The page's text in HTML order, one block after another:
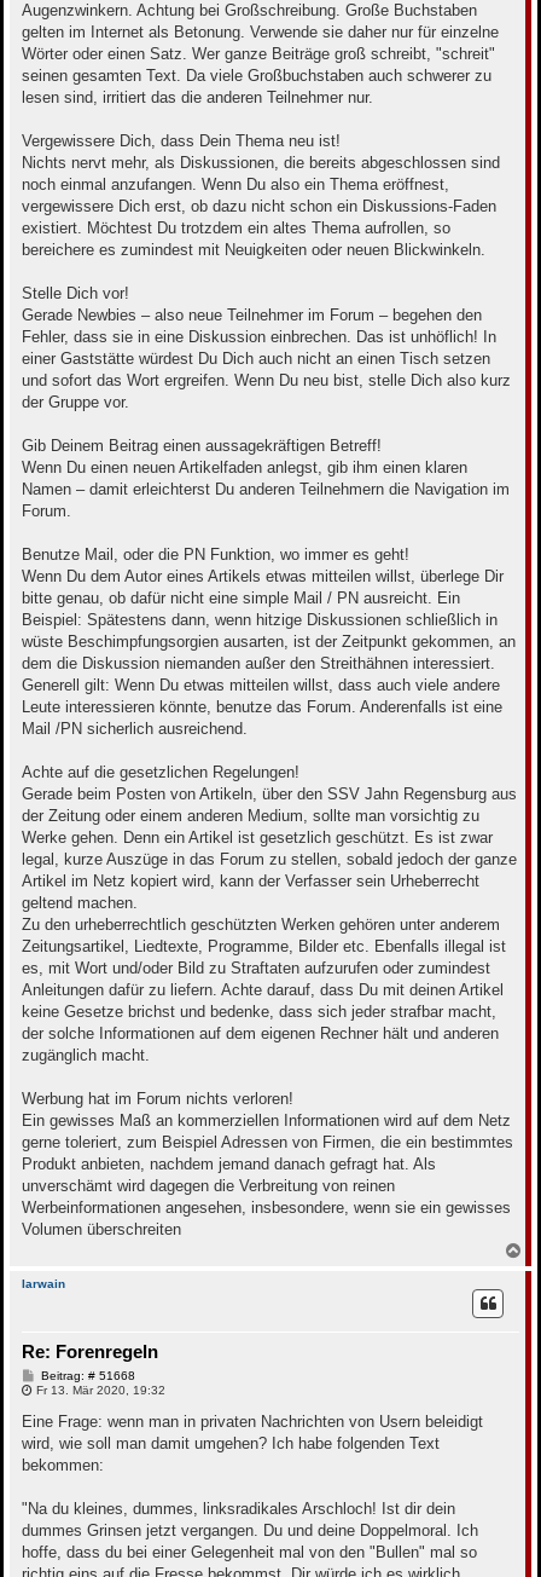
Augenzwinkern. Achtung bei Großschreibung. Große Buchstaben
gelten im Internet als Betonung. Verwende sie daher nur für einzelne
Wörter oder einen Satz. Wer ganze Beiträge groß schreibt, "schreit"
seinen gesamten Text. Da viele Großbuchstaben auch schwerer zu
lesen sind, irritiert das die anderen Teilnehmer nur.
Vergewissere Dich, dass Dein Thema neu ist!
Nichts nervt mehr, als Diskussionen, die bereits abgeschlossen sind
noch einmal anzufangen. Wenn Du also ein Thema eröffnest,
vergewissere Dich erst, ob dazu nicht schon ein Diskussions-Faden
existiert. Möchtest Du trotzdem ein altes Thema aufrollen, so
bereichere es zumindest mit Neuigkeiten oder neuen Blickwinkeln.
Stelle Dich vor!
Gerade Newbies – also neue Teilnehmer im Forum – begehen den
Fehler, dass sie in eine Diskussion einbrechen. Das ist unhöflich! In
einer Gaststätte würdest Du Dich auch nicht an einen Tisch setzen
und sofort das Wort ergreifen. Wenn Du neu bist, stelle Dich also kurz
der Gruppe vor.
Gib Deinem Beitrag einen aussagekräftigen Betreff!
Wenn Du einen neuen Artikelfaden anlegst, gib ihm einen klaren
Namen – damit erleichterst Du anderen Teilnehmern die Navigation im
Forum.
Benutze Mail, oder die PN Funktion, wo immer es geht!
Wenn Du dem Autor eines Artikels etwas mitteilen willst, überlege Dir
bitte genau, ob dafür nicht eine simple Mail / PN ausreicht. Ein
Beispiel: Spätestens dann, wenn hitzige Diskussionen schließlich in
wüste Beschimpfungsorgien ausarten, ist der Zeitpunkt gekommen, an
dem die Diskussion niemanden außer den Streithähnen interessiert.
Generell gilt: Wenn Du etwas mitteilen willst, dass auch viele andere
Leute interessieren könnte, benutze das Forum. Anderenfalls ist eine
Mail /PN sicherlich ausreichend.
Achte auf die gesetzlichen Regelungen!
Gerade beim Posten von Artikeln, über den SSV Jahn Regensburg aus
der Zeitung oder einem anderen Medium, sollte man vorsichtig zu
Werke gehen. Denn ein Artikel ist gesetzlich geschützt. Es ist zwar
legal, kurze Auszüge in das Forum zu stellen, sobald jedoch der ganze
Artikel im Netz kopiert wird, kann der Verfasser sein Urheberrecht
geltend machen.
Zu den urheberrechtlich geschützten Werken gehören unter anderem
Zeitungsartikel, Liedtexte, Programme, Bilder etc. Ebenfalls illegal ist
es, mit Wort und/oder Bild zu Straftaten aufzurufen oder zumindest
Anleitungen dafür zu liefern. Achte darauf, dass Du mit deinen Artikel
keine Gesetze brichst und bedenke, dass sich jeder strafbar macht,
der solche Informationen auf dem eigenen Rechner hält und anderen
zugänglich macht.
Werbung hat im Forum nichts verloren!
Ein gewisses Maß an kommerziellen Informationen wird auf dem Netz
gerne toleriert, zum Beispiel Adressen von Firmen, die ein bestimmtes
Produkt anbieten, nachdem jemand danach gefragt hat. Als
unverschämt wird dagegen die Verbreitung von reinen
Werbeinformationen angesehen, insbesondere, wenn sie ein gewisses
Volumen überschreiten
a
Iarwain
Re: Forenregeln
Beitrag: # 51668B
e
t
a
Fr 13. Mär 2020, 19:32
Eine Frage: wenn man in privaten Nachrichten von Usern beleidigt
wird, wie soll man damit umgehen? Ich habe folgenden Text
bekommen:
"Na du kleines, dummes, linksradikales Arschloch! Ist dir dein
dummes Grinsen jetzt vergangen. Du und deine Doppelmoral. Ich
hoffe, dass du bei einer Gelegenheit mal von den "Bullen" mal so